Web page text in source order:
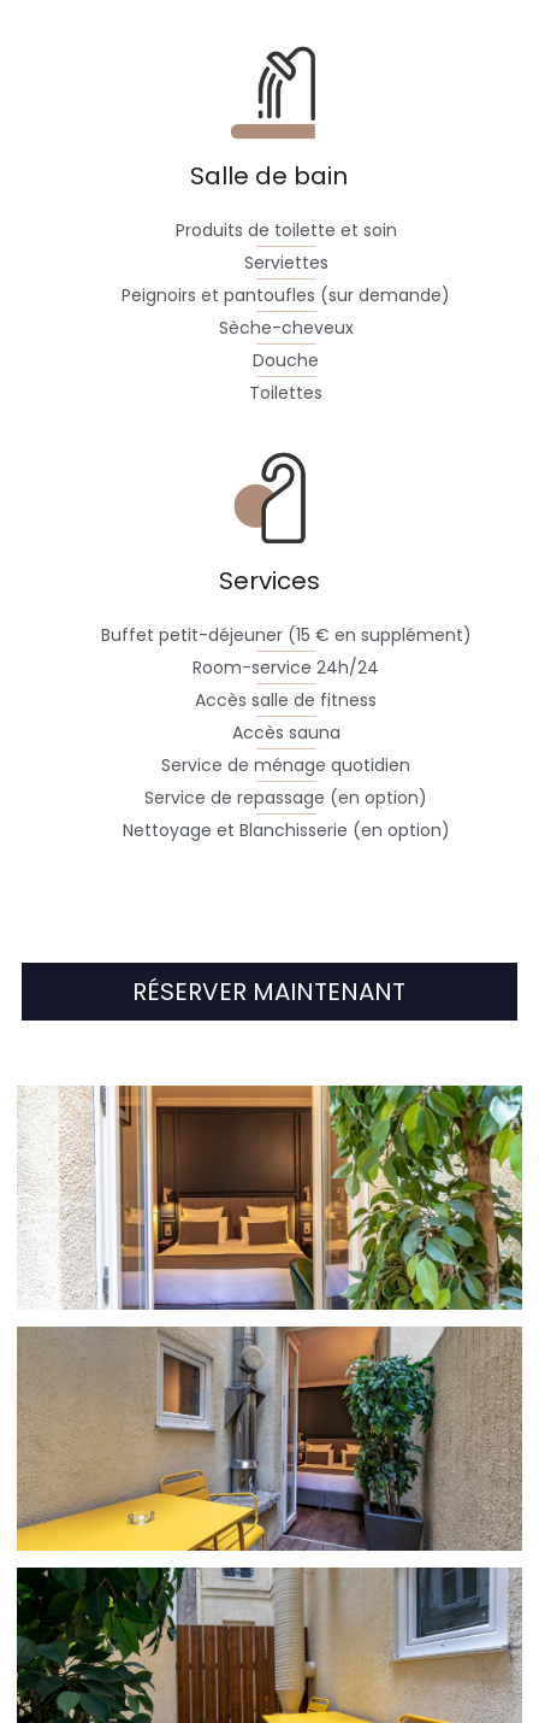
Salle de bain
Produits de toilette et soin
Serviettes
Peignoirs et pantoufles (sur demande)
Sèche-cheveux
Douche
Toilettes
Services
Buffet petit-déjeuner (15 € en supplément)
Room-service 24h/24
Accès salle de fitness
Accès sauna
Service de ménage quotidien
Service de repassage (en option)
Nettoyage et Blanchisserie (en option)
RÉSERVER MAINTENANT